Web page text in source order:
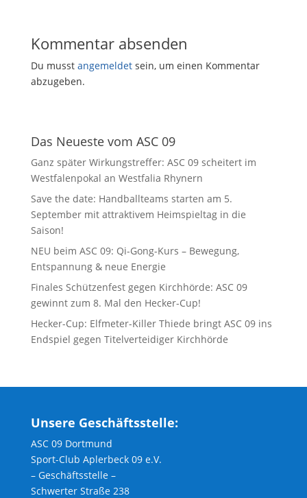
Kommentar absenden
Du musst angemeldetsein, um einen Kommentar
abzugeben.
Das Neueste vom ASC 09
Ganz später Wirkungstreffer: ASC 09 scheitert im
Westfalenpokal an Westfalia Rhynern
Save the date: Handballteams starten am 5.
September mit attraktivem Heimspieltag in die
Saison!
NEU beim ASC 09: Qi-Gong-Kurs – Bewegung,
Entspannung & neue Energie
Finales Schützenfest gegen Kirchhörde: ASC 09
gewinnt zum 8. Mal den Hecker-Cup!
Hecker-Cup: Elfmeter-Killer Thiede bringt ASC 09 ins
Endspiel gegen Titelverteidiger Kirchhörde
Unsere Geschäftsstelle:
ASC 09 Dortmund
Sport-Club Aplerbeck 09 e.V.
– Geschäftsstelle –
Schwerter Straße 238